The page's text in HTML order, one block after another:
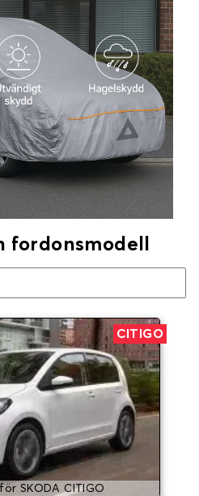
fordonsmodell
CITIGO
SKODA CITIGO